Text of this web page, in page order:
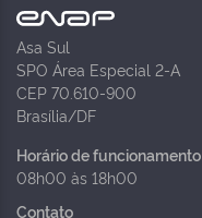
Asa Sul
SPO Área Especial 2-A
CEP 70.610-900
Brasília/DF
Horário de funcionamento
08h00 às 18h00
Contato